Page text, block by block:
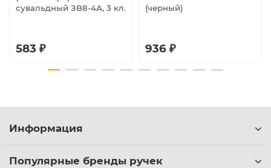
сувальдный ЗВ8-4А, 3 кл.
583 ₽
(черный)
936 ₽
Информация
Популярные бренды ручек